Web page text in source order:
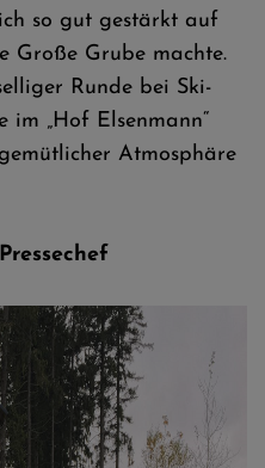
so gut gestärkt auf
Große Grube machte.
Runde bei Ski-
„Hof Elsenmann“
Atmosphäre